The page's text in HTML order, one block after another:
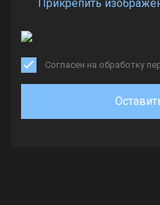
Прикрепить
Согласен на обработку